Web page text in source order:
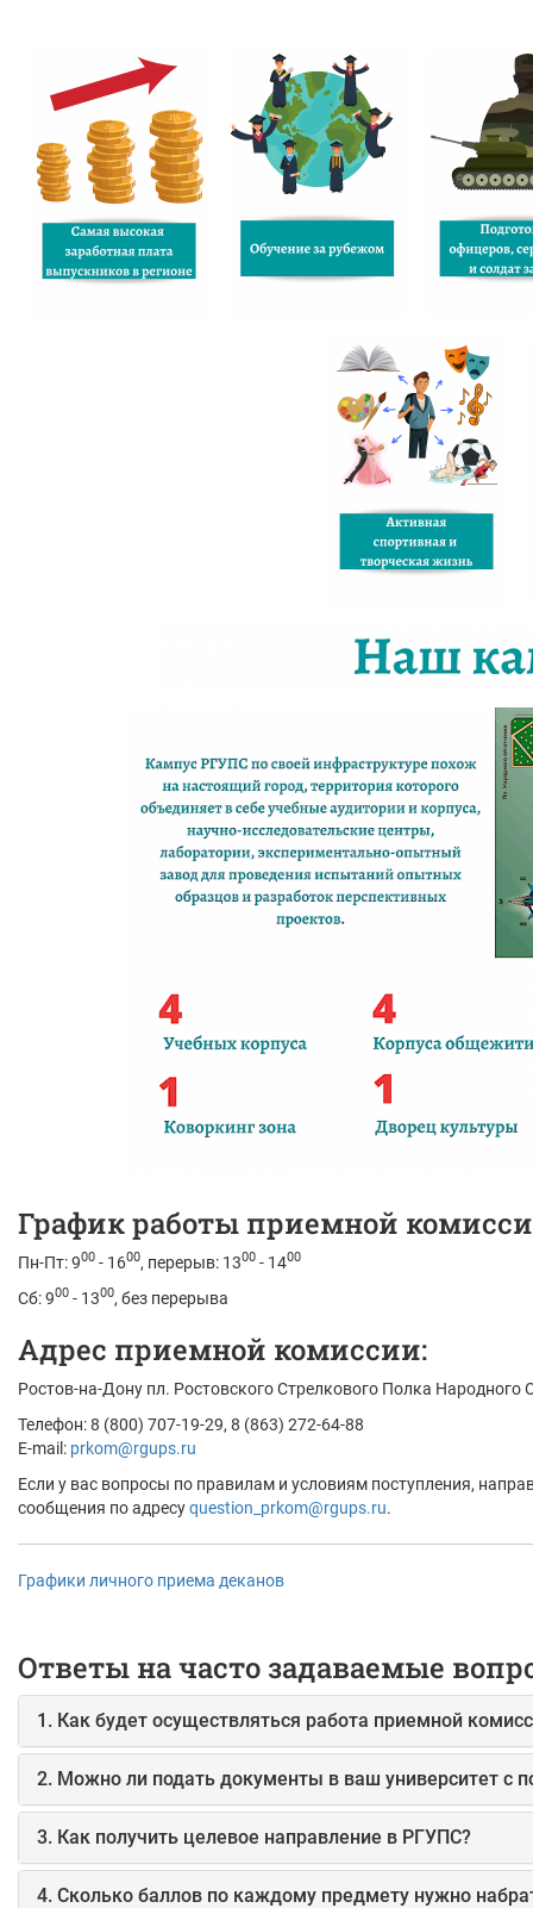
График работы приемной
Пн-Пт: 900 - 1600, перерыв: 1300 - 1400
Сб: 900 - 1300, без перерыва
Адрес приемной комиссии:
Ростов-на-Дону пл. Ростовского Стрелкового Полка
Телефон: 8 (800) 707-19-29, 8 (863) 272-64-88
E-mail: prkom@rgups.ru
Если у вас вопросы по правилам и условиям поступления,
сообщения по адресуquestion_prkom@rgups.ru.
Графики личного приема деканов
Ответы на часто задаваемые
1. Как будет осуществляться работа приемной
2. Можно ли подать документы в ваш университет с
3. Как получить целевое направление в РГУПС?
4. Сколько баллов по каждому предмету нужно